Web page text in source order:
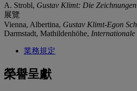
A. Strobl, Gustav Klimt: Die
展覽
Vienna, Albertina, Gustav Klimt-Egon
Darmstadt, Mathildenhöhe, Internationale
業務規定
榮譽呈獻